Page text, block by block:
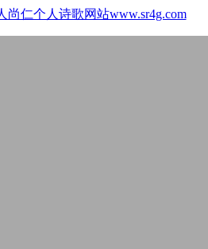
尚仁个人诗歌网站www.sr4g.com